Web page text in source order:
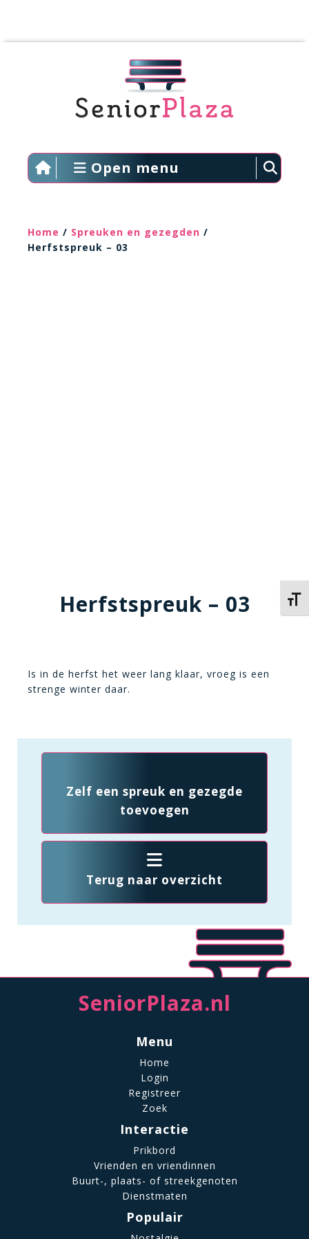
Open menu
Home / Spreuken en gezegden /
Herfstspreuk – 03
Herfstspreuk – 03
Is in de herfst het weer lang klaar, vroeg is een
strenge winter daar.
Zelf een spreuk en gezegde
toevoegen
Terug naar overzicht
SeniorPlaza.nl
Menu
Home
Login
Registreer
Zoek
Interactie
Prikbord
Vrienden en vriendinnen
Buurt-, plaats- of streekgenoten
Dienstmaten
Populair